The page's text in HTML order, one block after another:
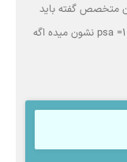
متخصص گفته باید
پروستات عمل بشه در آزمایش خون هم مقدار psa =14 نشون میده اگه